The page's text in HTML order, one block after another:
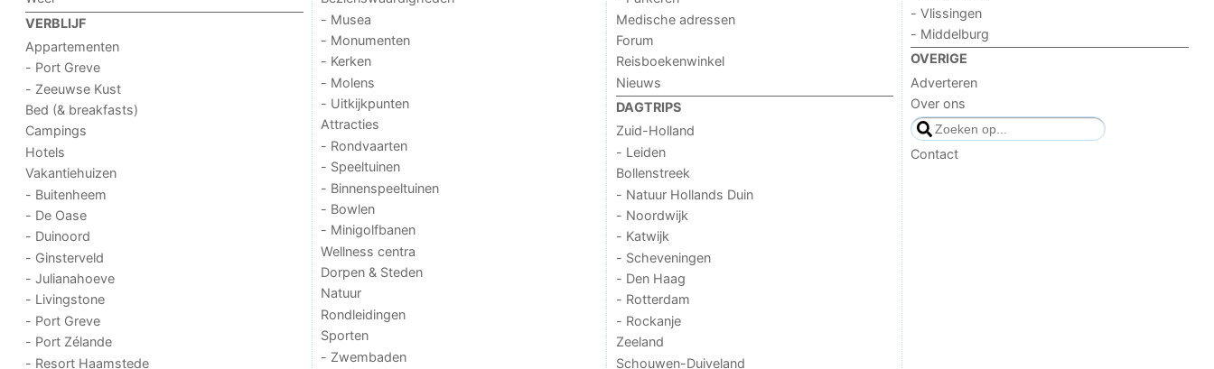
VERBLIJF
Appartementen
- Port Greve
- Zeeuwse Kust
Bed (& breakfasts)
Campings
Hotels
Vakantiehuizen
- Buitenheem
- De Oase
- Duinoord
- Ginsterveld
- Julianahoeve
- Livingstone
- Port Greve
- Port Zélande
- Resort Haamstede
- Musea
- Monumenten
- Kerken
- Molens
- Uitkijkpunten
Attracties
- Rondvaarten
- Speeltuinen
- Binnenspeeltuinen
- Bowlen
- Minigolfbanen
Wellness centra
Dorpen & Steden
Natuur
Rondleidingen
Sporten
- Zwembaden
Medische adressen
Forum
Reisboekenwinkel
Nieuws
DAGTRIPS
Zuid-Holland
- Leiden
Bollenstreek
- Natuur Hollands Duin
- Noordwijk
- Katwijk
- Scheveningen
- Den Haag
- Rotterdam
- Rockanje
Zeeland
Schouwen-Duiveland
- Vlissingen
- Middelburg
OVERIGE
Adverteren
Over ons
Contact